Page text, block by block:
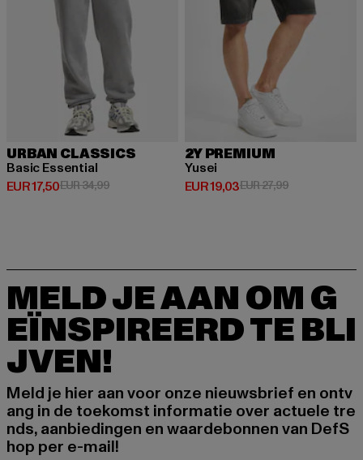
URBAN CLASSICS
Basic Essential
EUR 17,50
Huidige prijs: EUR 17,50
EUR 34,99Actieprijs: EUR 34,99
2Y PREMIUM
Yusei
EUR 19,03
Huidige prijs: EUR 19,03
EUR 27,99Actieprijs: EUR
MELD JE AAN OM G
EÏNSPIREERD TE BLI
JVEN!
Meld je hier aan voor onze nieuwsbrief en ontv
ang in de toekomst informatie over actuele tre
nds, aanbiedingen en waardebonnen van DefS
hop per e-mail!